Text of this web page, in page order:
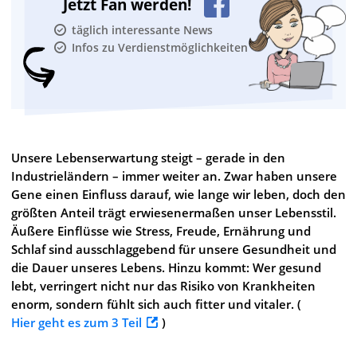
Jetzt Fan werden!
täglich interessante News
Infos zu Verdienstmöglichkeiten
Unsere Lebenserwartung steigt – gerade in den
Industrieländern – immer weiter an. Zwar haben unsere
Gene einen Einfluss darauf, wie lange wir leben, doch den
größten Anteil trägt erwiesenermaßen unser Lebensstil.
Äußere Einflüsse wie Stress, Freude, Ernährung und
Schlaf sind ausschlaggebend für unsere Gesundheit und
die Dauer unseres Lebens. Hinzu kommt: Wer gesund
lebt, verringert nicht nur das Risiko von Krankheiten
enorm, sondern fühlt sich auch fitter und vitaler. (
Hier geht es zum 3 Teil
)